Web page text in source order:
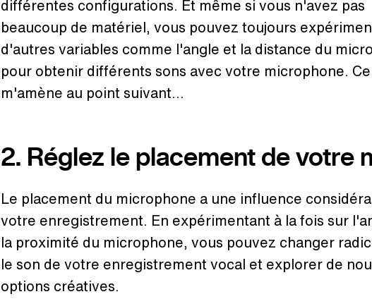
différentes configurations. Et même si vous n'avez pas
beaucoup de matériel, vous pouvez toujours
d'autres variables comme l'angle et la distance du
pour obtenir différents sons avec votre microphone.
m'amène au point suivant...
2. Réglez le placement de votre
Le placement du microphone a une influence
votre enregistrement. En expérimentant à la fois sur
la proximité du microphone, vous pouvez changer
le son de votre enregistrement vocal et explorer de
options créatives.